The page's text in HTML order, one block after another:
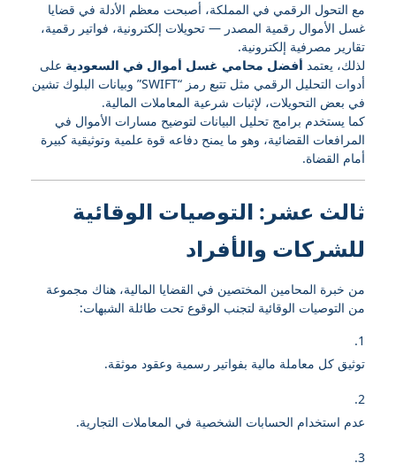
مع التحول الرقمي في المملكة، أصبحت معظم الأدلة في قضايا
غسل الأموال رقمية المصدر — تحويلات إلكترونية، فواتير رقمية،
تقارير مصرفية إلكترونية.
لذلك، يعتمد أفضل محامي غسل أموال في السعودية على
أدوات التحليل الرقمي مثل تتبع رمز “SWIFT” وبيانات البلوك تشين
في بعض التحويلات، لإثبات شرعية المعاملات المالية.
كما يستخدم برامج تحليل البيانات لتوضيح مسارات الأموال في
المرافعات القضائية، وهو ما يمنح دفاعه قوة علمية وتوثيقية كبيرة
أمام القضاة.
ثالث عشر: التوصيات الوقائية
للشركات والأفراد
من خبرة المحامين المختصين في القضايا المالية، هناك مجموعة
من التوصيات الوقائية لتجنب الوقوع تحت طائلة الشبهات:
توثيق كل معاملة مالية بفواتير رسمية وعقود موثقة.
عدم استخدام الحسابات الشخصية في المعاملات التجارية.